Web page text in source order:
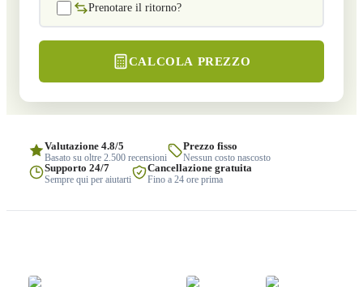
Prenotare il ritorno?
CALCOLA PREZZO
Valutazione 4.8/5
Basato su oltre 2.500 recensioni
Prezzo fisso
Nessun costo nascosto
Supporto 24/7
Sempre qui per aiutarti
Cancellazione gratuita
Fino a 24 ore prima